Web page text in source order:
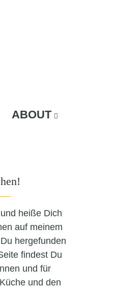
ABOUT
heiße Dich
auf meinem
hergefunden
findest Du
und für
und den